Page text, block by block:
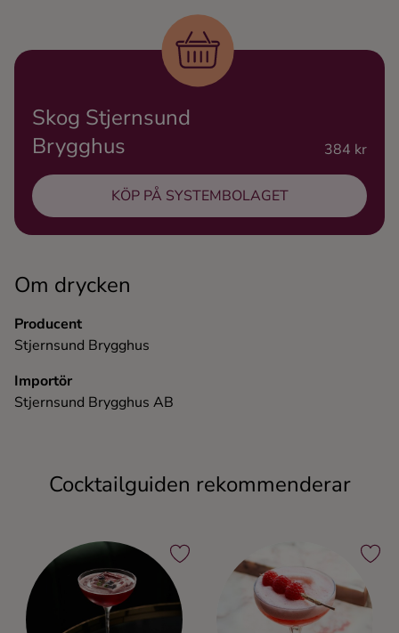
Om drycken
Producent
Stjernsund Brygghus
Importör
Stjernsund Brygghus AB
Skog Stjernsund
Brygghus
384 kr
KÖP PÅ SYSTEMBOLAGET
Cocktailguiden rekommenderar